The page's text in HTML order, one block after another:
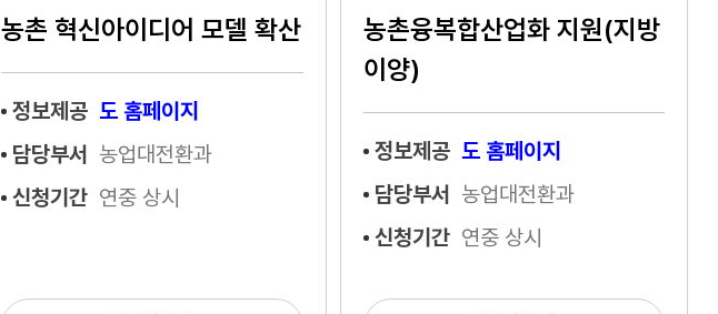
농촌 혁신아이디어 모델 확산
정보제공 도 홈페이지
담당부서 농업대전환과
신청기간 연중 상시
농촌융복합산업화 지원(지방
이양)
정보제공 도 홈페이지
담당부서 농업대전환과
신청기간 연중 상시